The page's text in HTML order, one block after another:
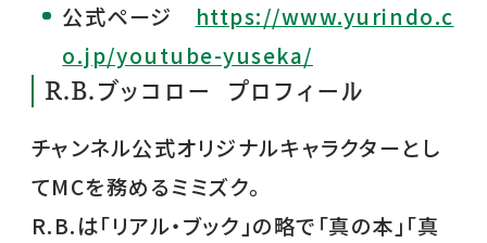
公式ページ https://www.yurindo.c
o.jp/youtube-yuseka/
R.B.ブッコロー プロフィール
チャンネル公式オリジナルキャラクターとし
てMCを務めるミミズク。
R.B.は「リアル・ブック」の略で「真の本」「真